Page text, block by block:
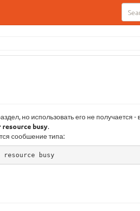
но использовать его не получается -
resource busy.
сообшение типа:
resource busy